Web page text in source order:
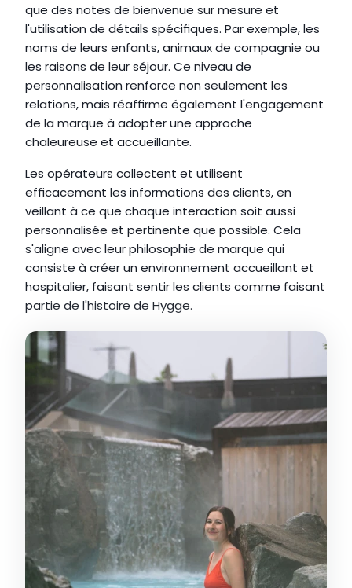
que des notes de bienvenue sur mesure et
l'utilisation de détails spécifiques. Par exemple, les
noms de leurs enfants, animaux de compagnie ou
les raisons de leur séjour. Ce niveau de
personnalisation renforce non seulement les
relations, mais réaffirme également l'engagement
de la marque à adopter une approche
chaleureuse et accueillante.
Les opérateurs collectent et utilisent
efficacement les informations des clients, en
veillant à ce que chaque interaction soit aussi
personnalisée et pertinente que possible. Cela
s'aligne avec leur philosophie de marque qui
consiste à créer un environnement accueillant et
hospitalier, faisant sentir les clients comme faisant
partie de l'histoire de Hygge.